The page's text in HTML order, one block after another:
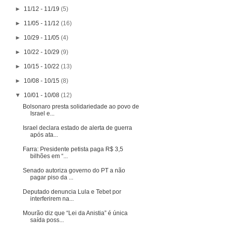
► 11/12 - 11/19(5)
► 11/05 - 11/12(16)
► 10/29 - 11/05(4)
► 10/22 - 10/29(9)
► 10/15 - 10/22(13)
► 10/08 - 10/15(8)
▼ 10/01 - 10/08(12)
Bolsonaro presta solidariedade ao povo de
Israel e...
Israel declara estado de alerta de guerra
após ata...
Farra: Presidente petista paga R$ 3,5
bilhões em “...
Senado autoriza governo do PT a não
pagar piso da ...
Deputado denuncia Lula e Tebet por
interferirem na...
Mourão diz que “Lei da Anistia” é única
saída poss...